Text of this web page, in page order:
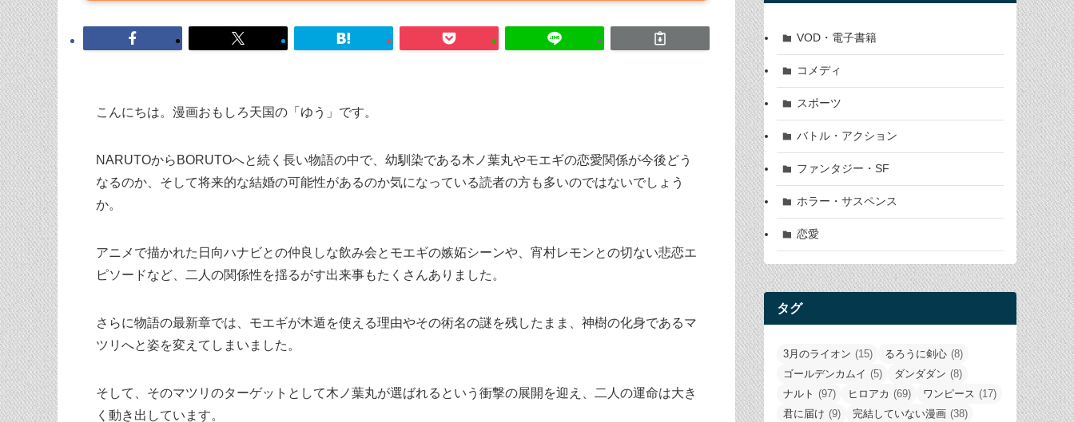
こんにちは。漫画おもしろ天国の「ゆう」です。
NARUTOからBORUTOへと続く長い物語の中で、幼馴染である木ノ葉丸やモエギの恋愛関係が今後どう
なるのか、そして将来的な結婚の可能性があるのか気になっている読者の方も多いのではないでしょう
か。
アニメで描かれた日向ハナビとの仲良しな飲み会とモエギの嫉妬シーンや、宵村レモンとの切ない悲恋エ
ピソードなど、二人の関係性を揺るがす出来事もたくさんありました。
さらに物語の最新章では、モエギが木遁を使える理由やその術名の謎を残したまま、神樹の化身であるマ
ツリへと姿を変えてしまいました。
そして、そのマツリのターゲットとして木ノ葉丸が選ばれるという衝撃の展開を迎え、二人の運命は大き
く動き出しています。
VOD・電子書籍
コメディ
スポーツ
バトル・アクション
ファンタジー・SF
ホラー・サスペンス
恋愛
タグ
3月のライオン (15) るろうに剣心 (8)
ゴールデンカムイ (5) ダンダダン (8)
ナルト (97) ヒロアカ (69) ワンピース (17)
君に届け (9) 完結していない漫画 (38)